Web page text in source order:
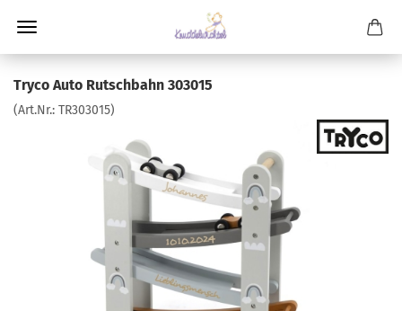
Tryco Auto Rutschbahn 303015
(Art.Nr.: TR303015)